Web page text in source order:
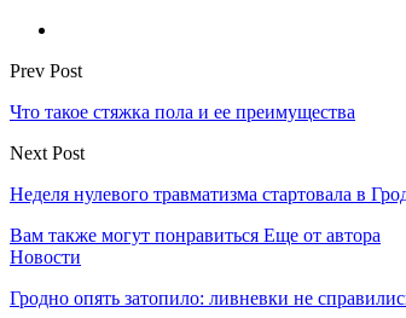
Prev Post
Что такое стяжка пола и ее преимущества
Next Post
Неделя нулевого травматизма стартовала в
Вам также могут понравиться Еще от автора
Новости
Гродно опять затопило: ливневки не